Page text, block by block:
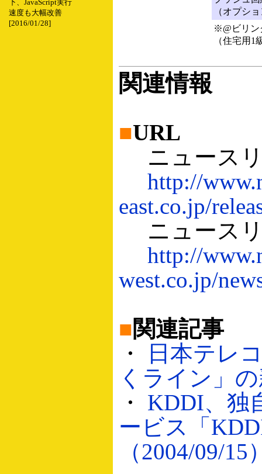
下、JavaScript実行
速度も大幅改善
[2016/01/28]
（オプシ
※@ビリン
（住宅用1
関連情報
■URL
ニュースリ
http://
east.co.jp/
ニュースリ
http://
west.co.jp/
■関連記事
・
日本テレ
くライン」
・ KDDI、独
ービス「
（2004/09/15